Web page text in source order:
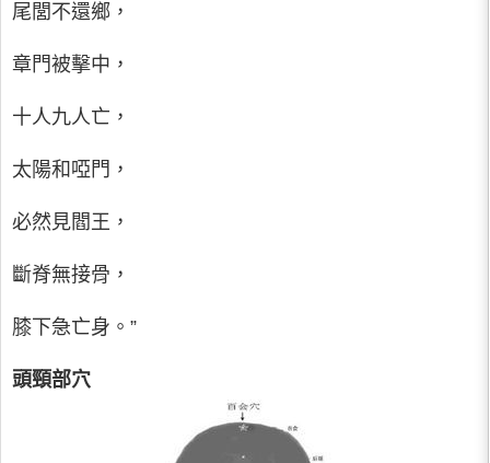
尾閭不還鄉，
章門被擊中，
十人九人亡，
太陽和啞門，
必然見閻王，
斷脊無接骨，
膝下急亡身。”
頭頸部穴